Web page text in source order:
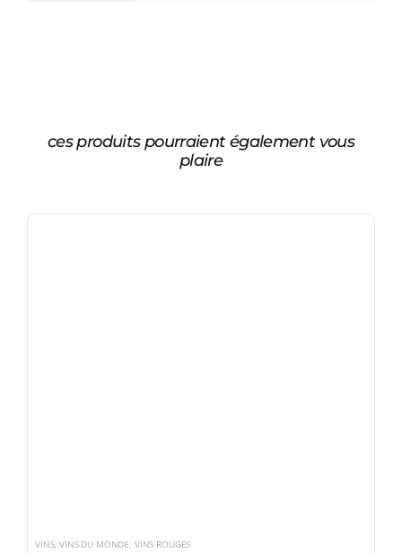
ces produits pourraient également vous
plaire
VINS,VINS DU MONDE VINS ROUGES